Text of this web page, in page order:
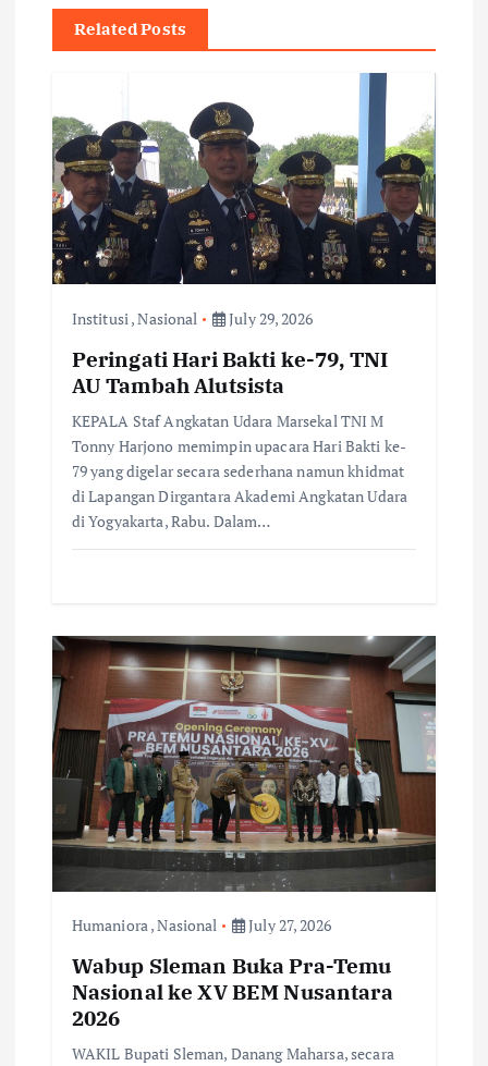
g
a
t
Related Posts
Institusi ,Nasional July 29, 2026
Peringati Hari Bakti ke-79, TNI
AU Tambah Alutsista
KEPALA Staf Angkatan Udara Marsekal TNI M
Tonny Harjono memimpin upacara Hari Bakti ke-
79 yang digelar secara sederhana namun khidmat
di Lapangan Dirgantara Akademi Angkatan Udara
di Yogyakarta, Rabu. Dalam…
Humaniora,Nasional July 27, 2026
Wabup Sleman Buka Pra-Temu
Nasional ke XV BEM Nusantara
2026
WAKIL Bupati Sleman, Danang Maharsa, secara